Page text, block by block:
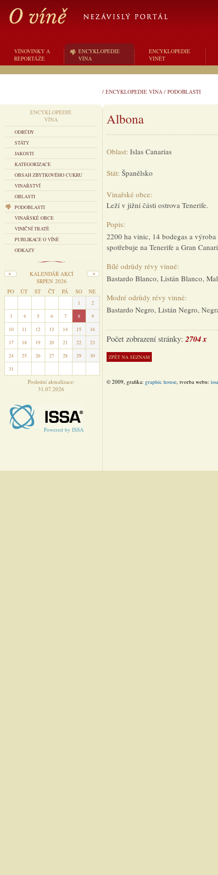
VÍNOVINKY A
REPORTÁŽE
ENCYKLOPEDIE
VÍNA
ENCYKLOPEDIE
VINĚT
/ ENCYKLOPEDIE VÍNA / PODOBLASTI
ENCYKLOPEDIE
VÍNA
ODRŮDY
STÁTY
JAKOSTI
KATEGORIZACE
OBSAH ZBYTKOVÉHO CUKRU
VINAŘSTVÍ
OBLASTI
PODOBLASTI
VINAŘSKÉ OBCE
VINIČNÍ TRATĚ
PUBLIKACE O VÍNĚ
ODKAZY
KALENDÁŘ AKCÍ
SRPEN 2026
PO
ÚT ST ČT PÁ SO NE
1
2
3
4 5 6 7 8
9
10
11 12 13 14 15
16
17
18 19 20 21 22
23
24
25 26 27 28 29
30
31
Poslední aktualizace:
31.07.2026
Powered by ISSA
Albona
Oblast: Islas Canarias
Stát: Španělsko
Vinařské obce:
Leží v jižní části ostrova Tenerife.
Popis:
2200 ha vinic, 14 bodegas a
spotřebuje na Tenerife a Gran
Bílé odrůdy révy vinné:
Bastardo Blanco, Listán Blanco,
Modré odrůdy révy vinné:
Bastardo Negro, Listán Negro,
Počet zobrazení stránky:2704 x
© 2009, grafika: graphic house, tvorba webu: